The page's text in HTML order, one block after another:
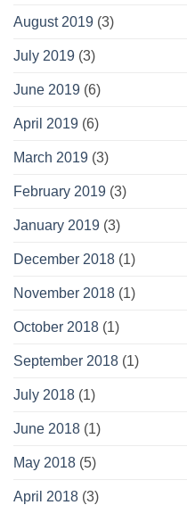
August 2019 (3)
July 2019 (3)
June 2019 (6)
April 2019 (6)
March 2019 (3)
February 2019 (3)
January 2019 (3)
December 2018 (1)
November 2018 (1)
October 2018 (1)
September 2018 (1)
July 2018 (1)
June 2018 (1)
May 2018 (5)
April 2018 (3)